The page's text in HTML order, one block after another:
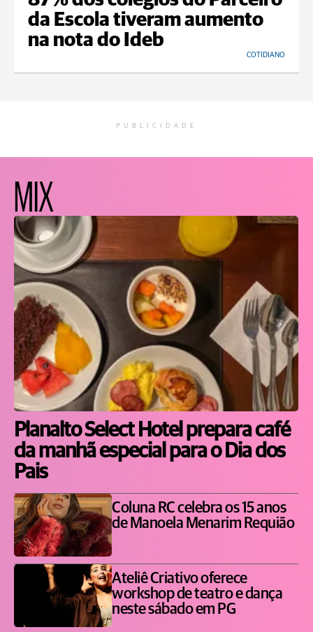
da Escola tiveram aumento
na nota do Ideb
COTIDIANO
PUBLICIDADE
MIX
Planalto Select Hotel prepara café
da manhã especial para o Dia dos
Pais
Coluna RC celebra os 15 anos
de Manoela Menarim Requião
Ateliê Criativo oferece
workshop de teatro e dança
neste sábado em PG